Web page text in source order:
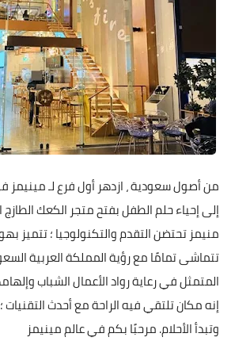
من أصول سعودية ، ازدهر أول فرع لـ مينيمز
إلى إحياء حلم الطفل بفتح متجر الكعك
منيمز تحتضن التقدم والتكنولوجيا ؛ تتميز
المتمثل في رعاية رواد الأعمال الشباب
إنه مكان تلتقي فيه الراحة مع أحدث التقنيات
وتبدأ الأحلام. مرحبًا بكم في عالم مينيمز